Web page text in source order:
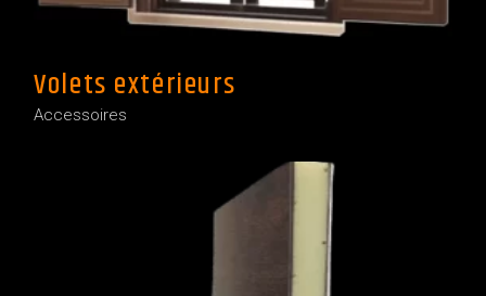
Volets extérieurs
Accessoires